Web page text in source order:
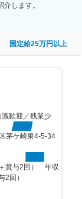
報、月報を定期的に
本業務を補助しま
ンとの共同プロモー
マネージャー→営業
る場合、展示会参加
します。
固定給25万円以上
歓迎／残業少
茅ケ崎東4-5-34
賞与2回） 年収
2回）